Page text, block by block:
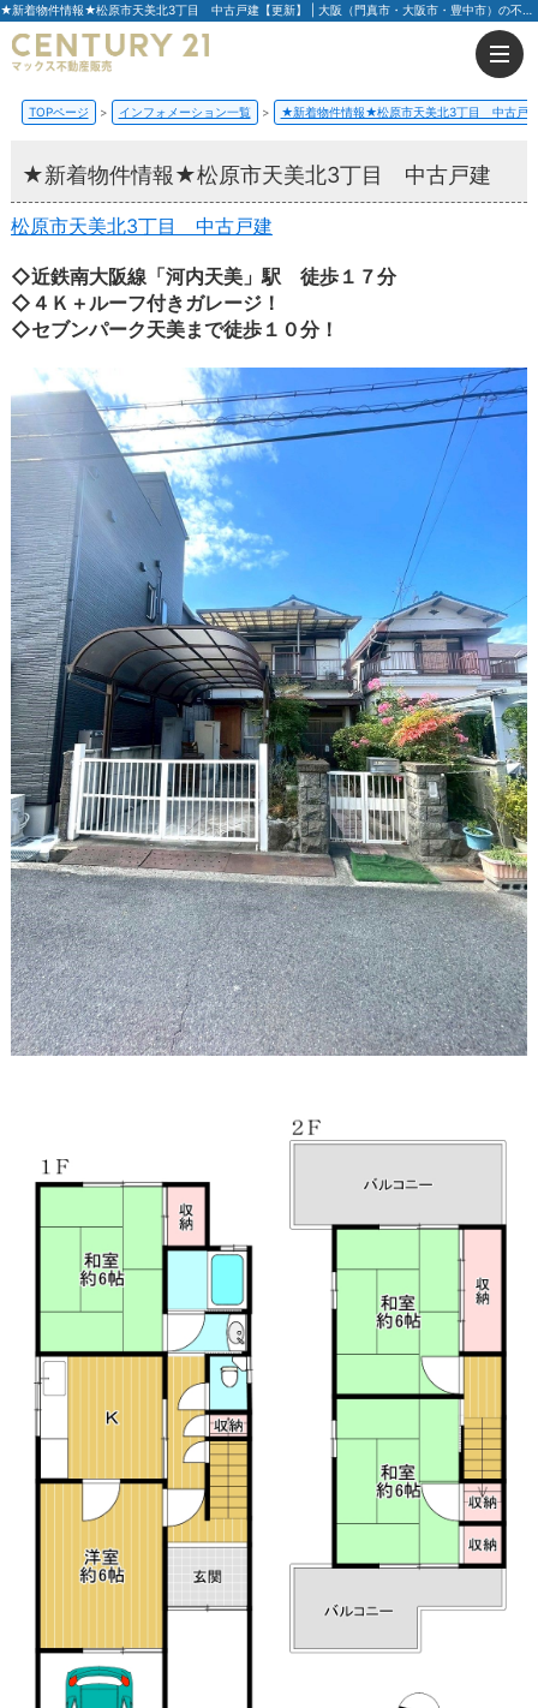
★新着物件情報★松原市天美北3丁目 中古戸建【更新】 | 大阪（門真市・大阪市・豊中市）の不動産はセンチュリー21マックス不動産販売
TOPページ インフォメーション一覧 ★新着物件情報★松原市天美北3丁目 中古戸
★新着物件情報★松原市天美北3丁目 中古戸建
松原市天美北3丁目 中古戸建
◇近鉄南大阪線「河内天美」駅 徒歩１７分
◇４Ｋ＋ルーフ付きガレージ！
◇セブンパーク天美まで徒歩１０分！